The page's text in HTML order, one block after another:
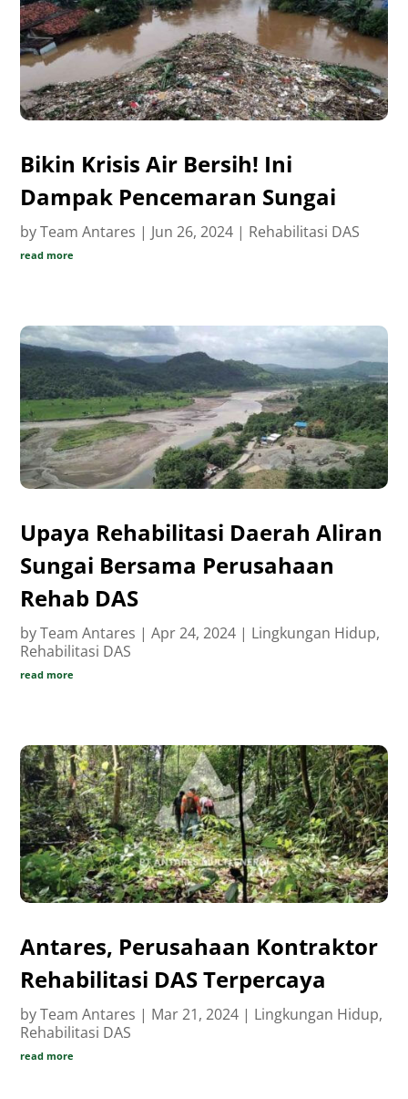
Bikin Krisis Air Bersih! Ini
Dampak Pencemaran Sungai
byTeam Antares | Jun 26, 2024 | Rehabilitasi DAS
read more
Upaya Rehabilitasi Daerah Aliran
Sungai Bersama Perusahaan
Rehab DAS
byTeam Antares |Apr 24, 2024 | Lingkungan Hidup,
Rehabilitasi DAS
read more
Antares, Perusahaan Kontraktor
Rehabilitasi DAS Terpercaya
byTeam Antares | Mar 21, 2024 | Lingkungan Hidup,
Rehabilitasi DAS
read more